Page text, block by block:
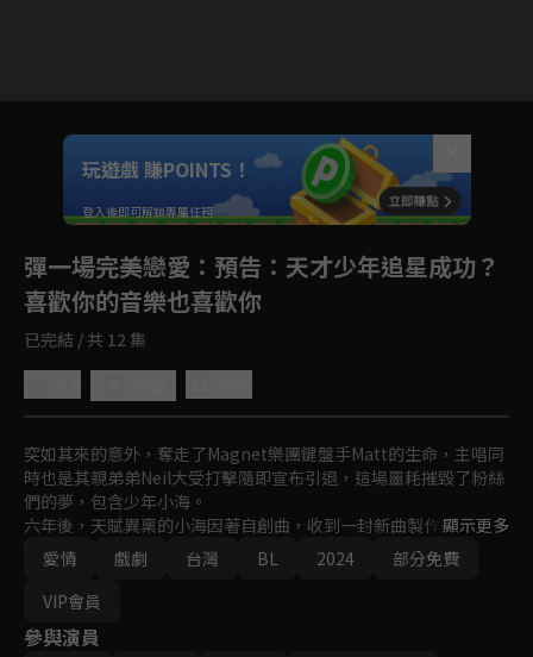
Unmute
玩遊戲 賺POINTS！
登入後即可解鎖專屬任務
彈一場完美戀愛 ：預告：天才少年追星成功？
喜歡你的音樂也喜歡你
已完結 / 共 12 集
突如其來的意外，奪走了Magnet樂團鍵盤手Matt的生命，主唱同
時也是其親弟弟Neil大受打擊隨即宣布引退，這場噩耗摧毀了粉絲
們的夢，包含少年小海。
六年後，天賦異稟的小海因著自創曲，收到一封新曲製作的邀請
信，合作對象竟是消失六年的樂團歌手Neil！
表面開朗的Neil是為了掩飾他的不安全感，遲遲無法復出是因為無
法克服舞台恐懼症的心魔；不懂愛人的小海，與學習重拾自信的N
們嶄新的聲音。
顯示更多
愛情
戲劇 台灣 BL 2024
部分免費
VIP會員
參與演員